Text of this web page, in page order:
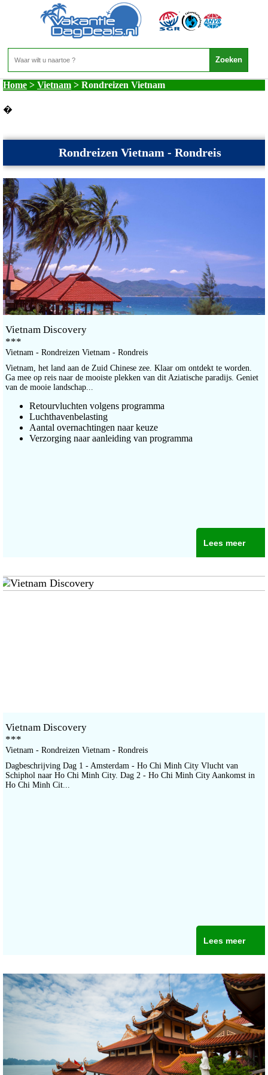
Vietnam - Rondreizen Vietnam
Home > Vietnam > Rondreizen Vietnam
�
Rondreizen Vietnam - Rondreis
Vietnam Discovery
***
Vietnam - Rondreizen Vietnam - Rondreis
Vietnam, het land aan de Zuid Chinese zee. Klaar om ontdekt te worden.
Ga mee op reis naar de mooiste plekken van dit Aziatische paradijs. Geniet
van de mooie landschap...
Retourvluchten volgens programma
Luchthavenbelasting
Aantal overnachtingen naar keuze
Verzorging naar aanleiding van programma
Lees meer
Vietnam Discovery
***
Vietnam - Rondreizen Vietnam - Rondreis
Dagbeschrijving Dag 1 - Amsterdam - Ho Chi Minh City Vlucht van
Schiphol naar Ho Chi Minh City. Dag 2 - Ho Chi Minh City Aankomst in
Ho Chi Minh Cit...
Lees meer